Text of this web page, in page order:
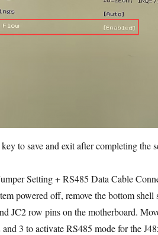
to save and exit after completing the
Setting + RS485 Data Cable
powered off, remove the bottom shell
JC2 row pins on the motherboard.
3 to activate RS485 mode for the